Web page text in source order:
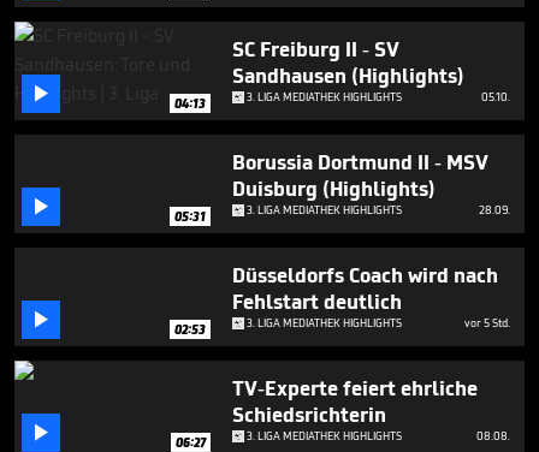
 04:13
SC Freiburg II - SV
Sandhausen (Highlights)
3. LIGA MEDIATHEK HIGHLIGHTS 05.10.
 05:31
Borussia Dortmund II - MSV
Duisburg (Highlights)
3. LIGA MEDIATHEK HIGHLIGHTS 28.09.
 02:53
Düsseldorfs Coach wird nach
Fehlstart deutlich
3. LIGA MEDIATHEK HIGHLIGHTS vor 5 Std.
 06:27
TV-Experte feiert ehrliche
Schiedsrichterin
3. LIGA MEDIATHEK HIGHLIGHTS 08.08.